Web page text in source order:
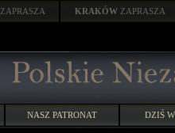
ZAPRASZA KRAKÓW ZAPRASZA
NASZ PATRONAT DZIŚ